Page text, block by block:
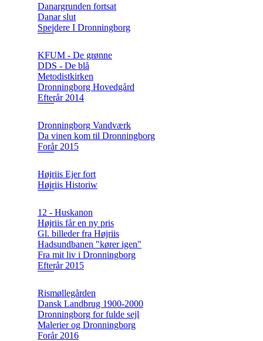
Danargrunden fortsat
Danar slut
Spejdere I Dronningborg
KFUM - De grønne
DDS - De blå
Metodistkirken
Dronningborg Hovedgård
Efterår 2014
Dronningborg Vandværk
Da vinen kom til Dronningborg
Forår 2015
Højriis Ejer fort
Højriis Historiw
12 - Huskanon
Højriis får en ny pris
Gl. billeder fra Højriis
Hadsundbanen "kører igen"
Fra mit liv i Dronningborg
Efterår 2015
Rismøllegården
Dansk Landbrug 1900-2000
Dronningborg for fulde sejl
Malerier og Dronningborg
Forår 2016